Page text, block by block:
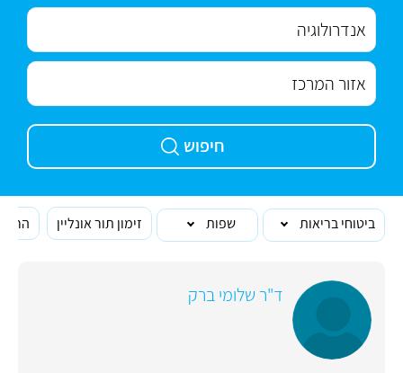
חיפוש
ביטוחי בריאות שפות זימון תור אונליין
ד"ר שלומי ברק